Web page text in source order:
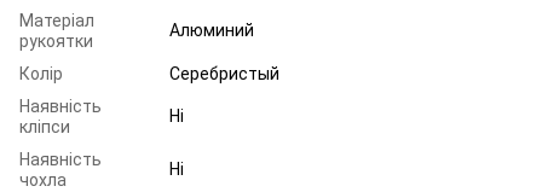
Матеріал
рукоятки
Алюминий
Колір
Серебристый
Наявність
кліпси
Ні
Наявність
чохла
Ні